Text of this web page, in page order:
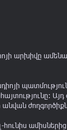
30's
արխիվը
անվան
հունիս